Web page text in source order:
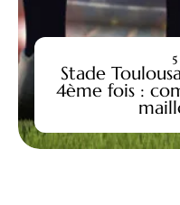
Stade
4ème fois :